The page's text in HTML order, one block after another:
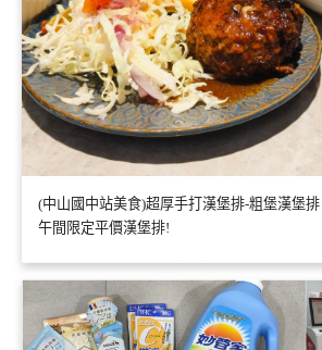
(中山國中站美食)超厚手打漢堡排-粗堡漢堡
午間限定平價漢堡排!